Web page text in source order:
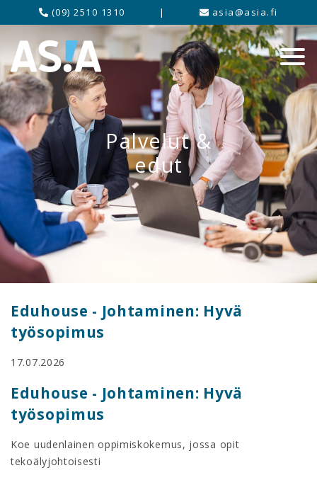
(09) 2510 1310 | asia@asia.fi
Palvelut &
edut
Eduhouse - Johtaminen: Hyvä
työsopimus
17.07.2026
Eduhouse - Johtaminen: Hyvä
työsopimus
Koe uudenlainen oppimiskokemus, jossa opit
tekoälyjohtoisesti